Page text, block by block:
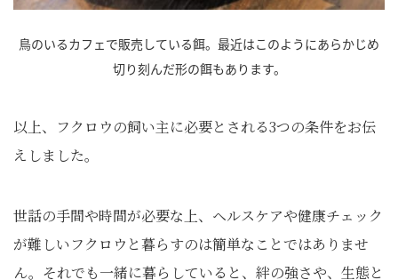
鳥のいるカフェで販売している餌。最近はこのようにあらかじめ
切り刻んだ形の餌もあります。
以上、フクロウの飼い主に必要とされる3つの条件をお伝
えしました。
世話の手間や時間が必要な上、ヘルスケアや健康チェック
が難しいフクロウと暮らすのは簡単なことではありませ
ん。それでも一緒に暮らしていると、絆の強さや、生態と